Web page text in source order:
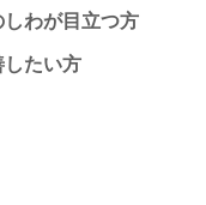
わが目立つ方
したい方